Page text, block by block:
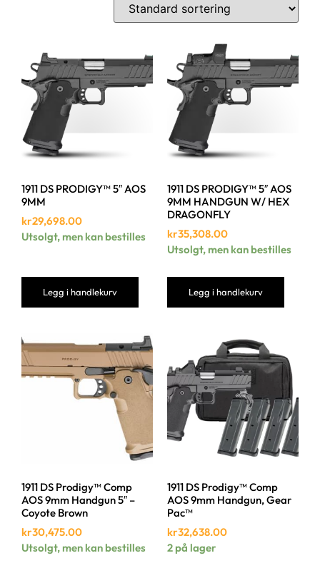
1911 DS PRODIGY™ 5″ AOS
9MM
kr29,698.00
Utsolgt, men kan bestilles
Legg i handlekurv
1911 DS PRODIGY™ 5″ AOS
9MM HANDGUN W/ HEX
DRAGONFLY
kr35,308.00
Utsolgt, men kan bestilles
Legg i handlekurv
1911 DS Prodigy™ Comp
AOS 9mm Handgun 5″ –
Coyote Brown
kr30,475.00
Utsolgt, men kan bestilles
1911 DS Prodigy™ Comp
AOS 9mm Handgun, Gear
Pac™
kr32,638.00
2 på lager